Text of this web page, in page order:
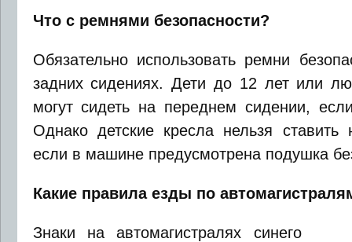
Что с ремнями безопасности?
Обязательно использовать ремни
задних сидениях. Дети до 12 лет или
могут сидеть на переднем сидении,
Однако детские кресла нельзя
если в машине предусмотрена подушка
Какие правила езды по
Знаки на автомагистралях синего